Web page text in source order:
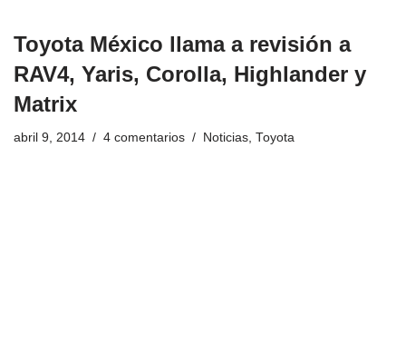
Toyota México llama a revisión a
RAV4, Yaris, Corolla, Highlander y
Matrix
abril 9, 2014 4 comentarios Noticias, Toyota